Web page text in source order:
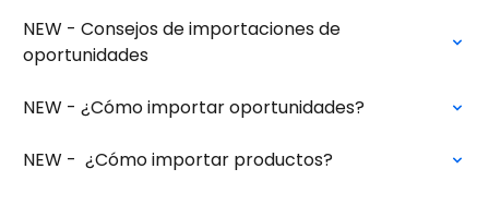
NEW - Consejos de importaciones de
oportunidades
NEW - ¿Cómo importar oportunidades?
NEW -  ¿Cómo importar productos?